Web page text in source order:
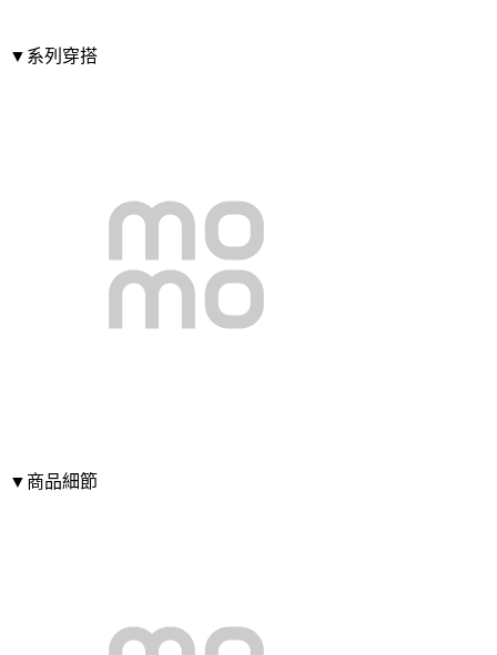
▼系列穿搭
▼商品細節